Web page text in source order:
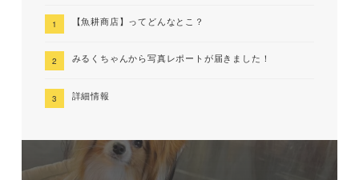
【魚耕商店】ってどんなとこ？
みるくちゃんから写真レポートが届きました！
詳細情報